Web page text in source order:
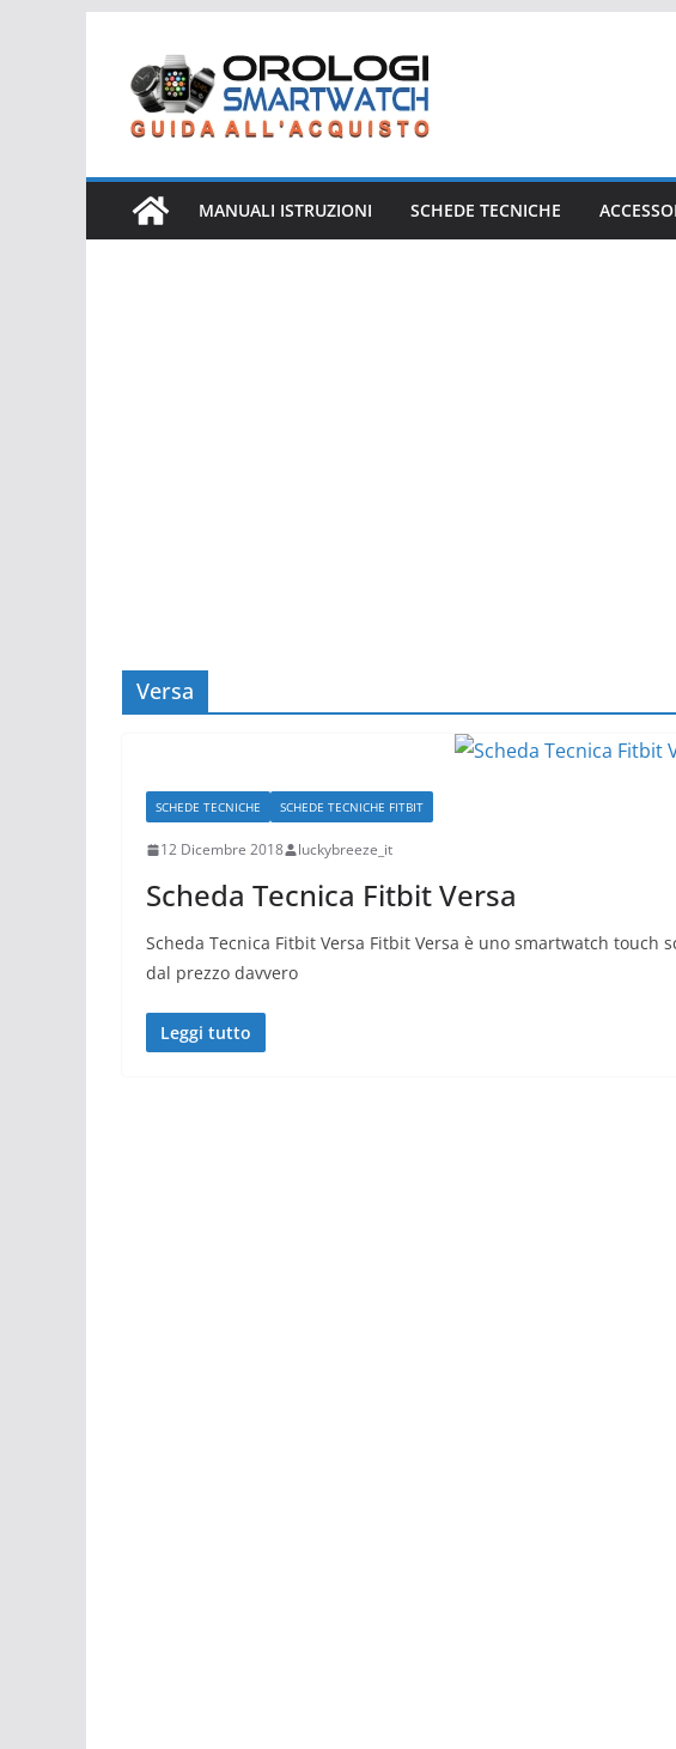
contenuto
MANUALI ISTRUZIONI SCHEDE TECNICHE
Versa
SCHEDE TECNICHE SCHEDE TECNICHE FITBIT
12 Dicembre 2018 luckybreeze_it
Scheda Tecnica Fitbit Versa
Scheda Tecnica Fitbit Versa Fitbit Versa è uno smartwatch touch
dal prezzo davvero
Leggi tutto